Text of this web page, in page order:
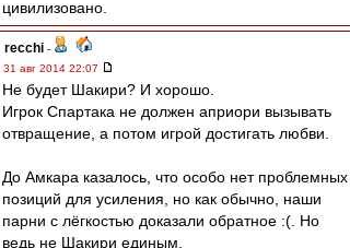
цивилизовано.
recchi -
31 авг 2014 22:07
Не будет Шакири? И хорошо.
Игрок Спартака не должен априори вызывать
отвращение, а потом игрой достигать любви.
До Амкара казалось, что особо нет проблемных
позиций для усиления, но как обычно, наши
парни с лёгкостью доказали обратное :(. Но
ведь не Шакири единым.